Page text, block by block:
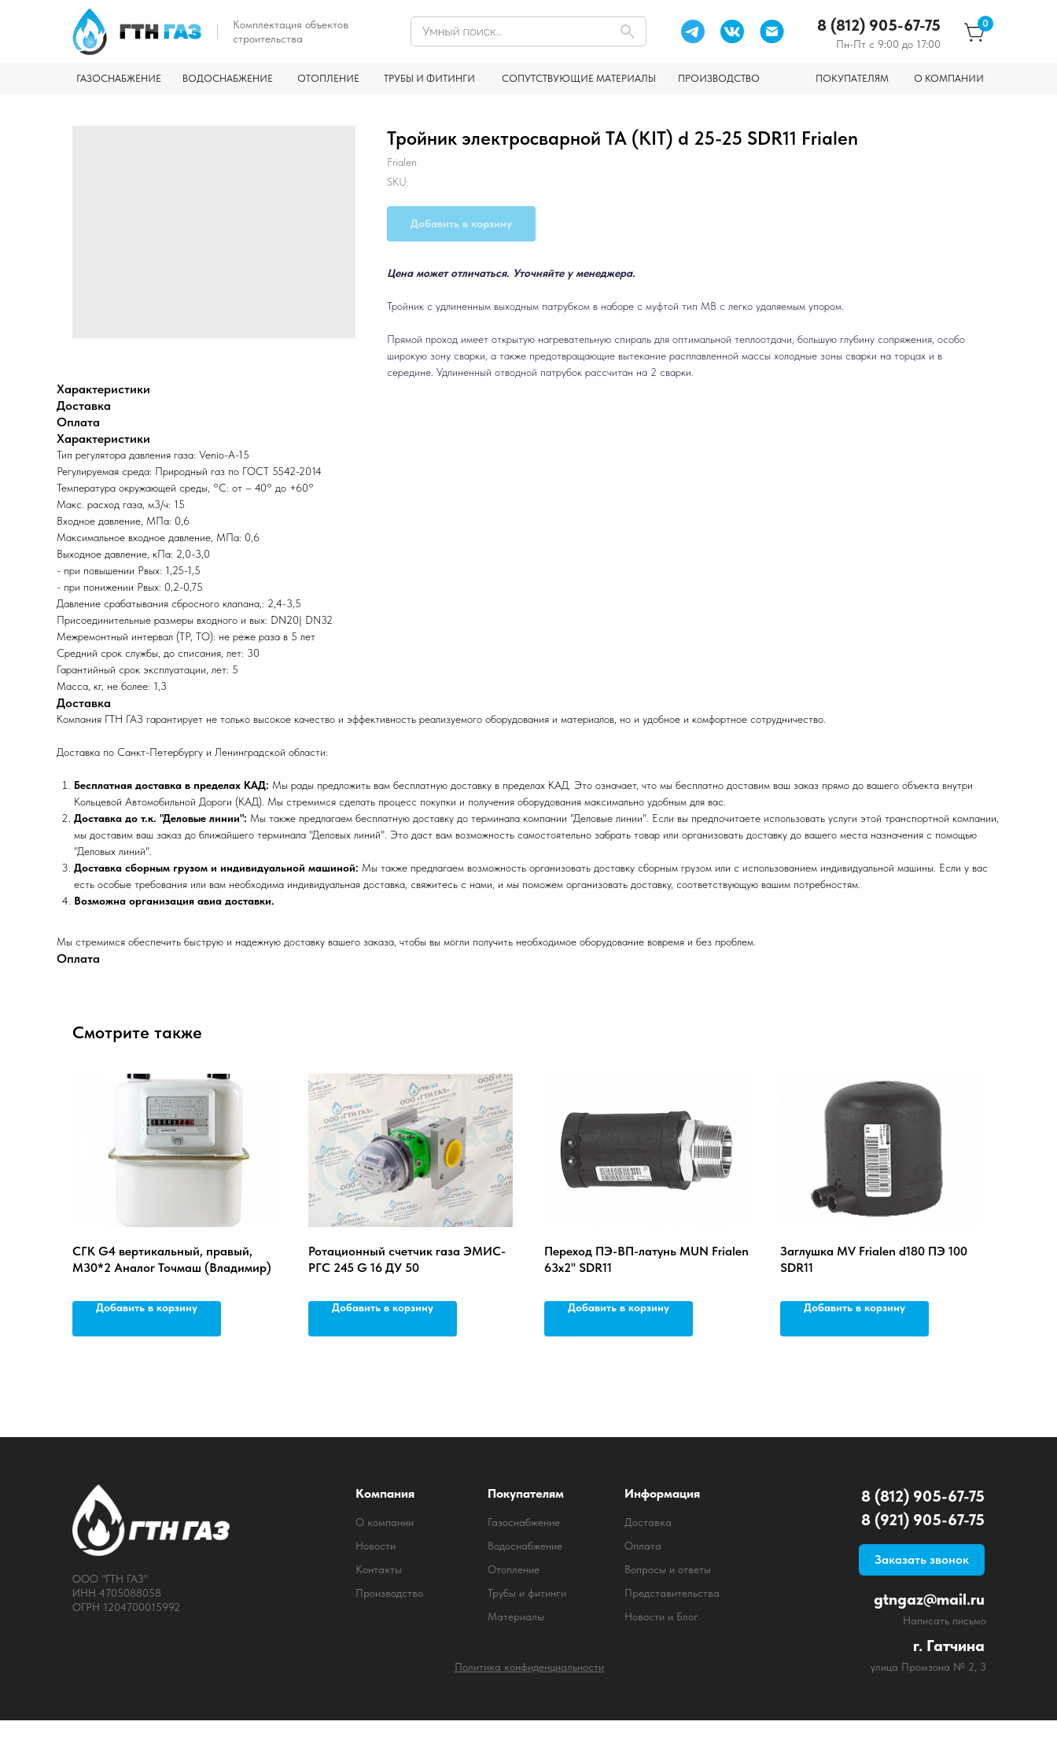
ГАЗОСНАБЖЕНИЕ
Комплектация объектов
строительства
ВОДОСНАБЖЕНИЕ ТРУБЫ И ФИТИНГИ
ОТОПЛЕНИЕ ПОКУПАТЕЛЯМ О КОМПАНИИ
8 (812) 905-67-75
Пн-Пт с 9:00 до 17:00
СОПУТСТВУЮЩИЕ МАТЕРИАЛЫ
0
ПРОИЗВОДСТВО
Тройник электросварной TA (KIT) d 25-25 SDR11 Frialen
Frialen
SKU:
Добавить в корзину
Цена может отличаться. Уточняйте у менеджера.
Тройник с удлиненным выходным патрубком в наборе с муфтой тип МВ с легко удаляемым упором.
Прямой проход имеет открытую нагревательную спираль для оптимальной теплоотдачи, большую глубину сопряжения, особо
широкую зону сварки, а также предотвращающие вытекание расплавленной массы холодные зоны сварки на торцах и в
середине. Удлиненный отводной патрубок рассчитан на 2 сварки.
Характеристики
Доставка
Оплата
Характеристики
Тип регулятора давления газа: Venio-A-15
Регулируемая среда: Природный газ по ГОСТ 5542-2014
Температура окружающей среды, °C: от – 40° до +60°
Макс. расход газа, м3/ч: 15
Входное давление, МПа: 0,6
Максимальное входное давление, МПа: 0,6
Выходное давление, кПа: 2,0-3,0
- при повышении Рвых: 1,25-1,5
- при понижении Рвых: 0,2-0,75
Давление срабатывания сбросного клапана,: 2,4-3,5
Присоединительные размеры входного и вых: DN20| DN32
Межремонтный интервал (ТР, ТО): не реже раза в 5 лет
Средний срок службы, до списания, лет: 30
Гарантийный срок эксплуатации, лет: 5
Масса, кг, не более: 1,3
Доставка
Компания ГТН ГАЗ гарантирует не только высокое качество и эффективность реализуемого оборудования и материалов, но и удобное и комфортное сотрудничество.
Доставка по Санкт-Петербургу и Ленинградской области:
Бесплатная доставка в пределах КАД: Мы рады предложить вам бесплатную доставку в пределах КАД. Это означает, что мы бесплатно доставим ваш заказ прямо до вашего объекта внутри
Кольцевой Автомобильной Дороги (КАД). Мы стремимся сделать процесс покупки и получения оборудования максимально удобным для вас.
Доставка до т.к. "Деловые линии": Мы также предлагаем бесплатную доставку до терминала компании "Деловые линии". Если вы предпочитаете использовать услуги этой транспортной компании,
мы доставим ваш заказ до ближайшего терминала "Деловых линий". Это даст вам возможность самостоятельно забрать товар или организовать доставку до вашего места назначения с помощью
"Деловых линий".
Доставка сборным грузом и индивидуальной машиной: Мы также предлагаем возможность организовать доставку сборным грузом или с использованием индивидуальной машины. Если у вас
есть особые требования или вам необходима индивидуальная доставка, свяжитесь с нами, и мы поможем организовать доставку, соответствующую вашим потребностям.
Возможна организация авиа доставки.
Мы стремимся обеспечить быструю и надежную доставку вашего заказа, чтобы вы могли получить необходимое оборудование вовремя и без проблем.
Оплата
Смотрите также
СГК G4 вертикальный, правый,
М30*2 Аналог Точмаш (Владимир)
Добавить в корзину
Ротационный счетчик газа ЭМИС-
РГС 245 G 16 ДУ 50
Добавить в корзину
Переход ПЭ-ВП-латунь MUN Frialen
63x2'' SDR11
Добавить в корзину
Заглушка MV Frialen d180 ПЭ 100
SDR11
Добавить в корзину
Заказать звонок
8 (812) 905-67-75
улица Промзона № 2, 3
gtngaz@mail.ru
г. Гатчина
Написать письмо
ООО "ГТН ГАЗ"
ИНН 4705088058
ОГРН 1204700015992
8 (921) 905-67-75
Политика конфиденциальности
Компания
О компании
Новости
Контакты
Информация
Доставка
Вопросы и ответы
Представительства
Покупателям
Газоснабжение
Водоснабжение
Отопление
Трубы и фитинги
Материалы
Новости и Блог
Оплата
Производство